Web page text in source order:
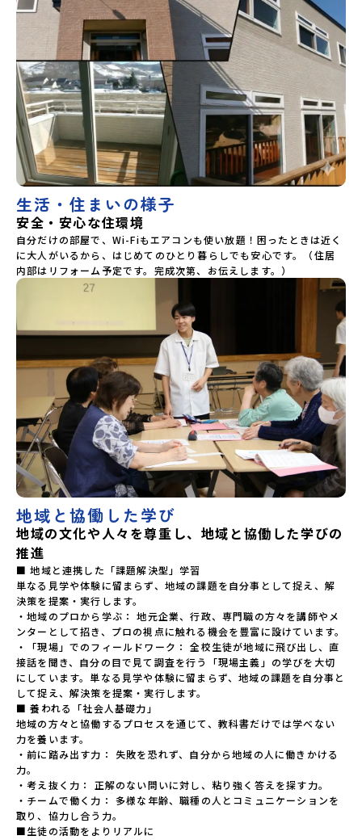
生活・住まいの様子
安全・安心な住環境
自分だけの部屋で、Wi-Fiもエアコンも使い放題！困ったときは近く
に大人がいるから、はじめてのひとり暮らしでも安心です。（住居
内部はリフォーム予定です。完成次第、お伝えします。）
地域と協働した学び
地域の文化や人々を尊重し、地域と協働した学びの
推進
■ 地域と連携した「課題解決型」学習
単なる見学や体験に留まらず、地域の課題を自分事として捉え、解
決策を提案・実行します。
・地域のプロから学ぶ： 地元企業、行政、専門職の方々を講師やメ
ンターとして招き、プロの視点に触れる機会を豊富に設けています。
・「現場」でのフィールドワーク： 全校生徒が地域に飛び出し、直
接話を聞き、自分の目で見て調査を行う「現場主義」の学びを大切
にしています。単なる見学や体験に留まらず、地域の課題を自分事と
して捉え、解決策を提案・実行します。
■ 養われる「社会人基礎力」
地域の方々と協働するプロセスを通じて、教科書だけでは学べない
力を養います。
・前に踏み出す力： 失敗を恐れず、自分から地域の人に働きかける
力。
・考え抜く力： 正解のない問いに対し、粘り強く答えを探す力。
・チームで働く力： 多様な年齢、職種の人とコミュニケーションを
取り、協力し合う力。
■生徒の活動をよりリアルに